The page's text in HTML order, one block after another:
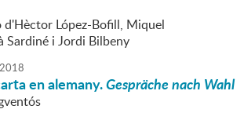
López-Bofill, Miquel
Sardiné i Jordi Bilbeny
2018
en alemany.Gespräche nach Wahl